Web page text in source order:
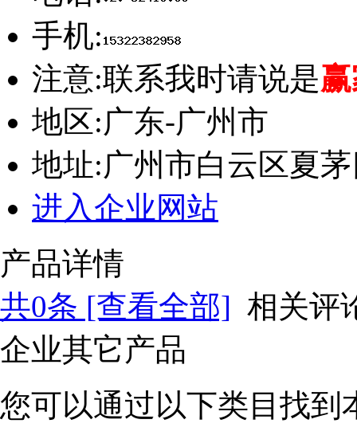
手机:
注意:联系我时请说是
地区:广东-广州市
地址:广州市白云区夏
进入企业网站
产品详情
共0条 [查看全部] 相关评
企业其它产品
您可以通过以下类目找到